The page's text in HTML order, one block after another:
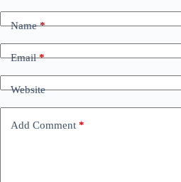
Name*
Email*
Website
Add Comment *